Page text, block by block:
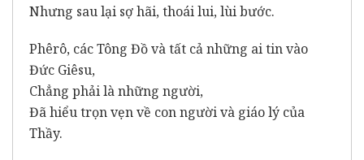
Nhưng sau lại sợ hãi, thoái lui, lùi bước.
Phêrô, các Tông Đồ và tất cả những ai tin vào
Đức Giêsu,
Chẳng phải là những người,
Đã hiểu trọn vẹn về con người và giáo lý của
Thầy.